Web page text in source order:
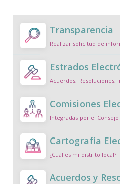
Transparencia
Realizar solicitud de
Estrados
Acuerdos, Resoluciones,
Comisiones
Integradas por el Consejo
Cartografía
¿Cuál es mi distrito local?
Acuerdos y